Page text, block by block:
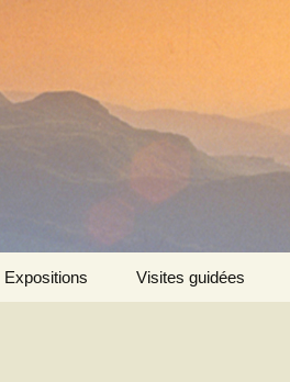
Expositions Visites guidées